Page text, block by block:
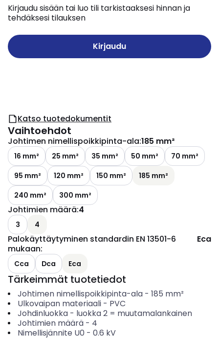
Kirjaudu sisään tai luo tili tarkistaaksesi hinnan ja
tehdäksesi tilauksen
Kirjaudu
Katso tuotedokumentit
Vaihtoehdot
Johtimen nimellispoikkipinta-ala:185 mm²
16 mm² 25 mm² 35 mm² 50 mm²
70 mm²
95 mm²
120 mm² 150 mm²
185 mm²
240 mm²
300 mm²
Johtimien määrä:4
3 4
Palokäyttäytyminen standardin EN 13501-6
mukaan:
Eca
Cca Dca Eca
Tärkeimmät tuotetiedot
Johtimen nimellispoikkipinta-ala- 185 mm²
Ulkovaipan materiaali- PVC
Johdinluokka- luokka 2 = muutamalankainen
Johtimien määrä- 4
Nimellisjännite U0 - 0.6 kV